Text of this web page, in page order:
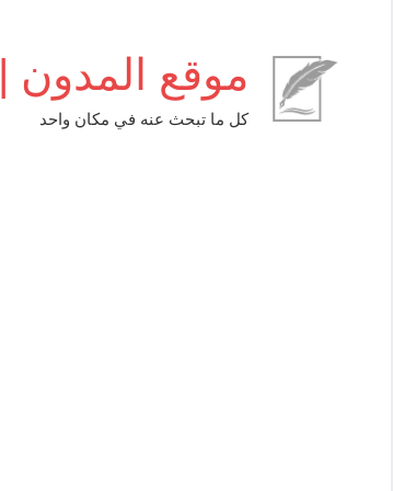
موقع المدون | almudwen.com
كل ما تبحث عنه في مكان واحد